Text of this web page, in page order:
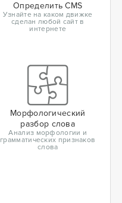
Определить CMS
Узнайте на каком движке
сделан любой сайт в
интернете
Морфологический
разбор слова
Анализ морфологии и
грамматических признаков
слова